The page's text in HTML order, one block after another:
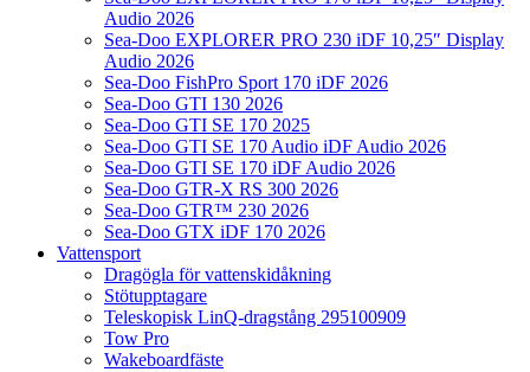
Audio 2026
Sea-Doo EXPLORER PRO 230 iDF 10,25″ Display
Audio 2026
Sea-Doo FishPro Sport 170 iDF 2026
Sea-Doo GTI 130 2026
Sea-Doo GTI SE 170 2025
Sea-Doo GTI SE 170 Audio iDF Audio 2026
Sea-Doo GTI SE 170 iDF Audio 2026
Sea-Doo GTR-X RS 300 2026
Sea-Doo GTR™ 230 2026
Sea-Doo GTX iDF 170 2026
Vattensport
Dragögla för vattenskidåkning
Stötupptagare
Teleskopisk LinQ-dragstång 295100909
Tow Pro
Wakeboardfäste